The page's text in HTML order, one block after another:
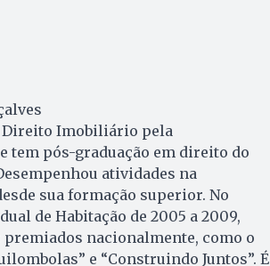
Direito Imobiliário pela
tem pós-graduação em direito do
atividades na
sua formação superior. No
de Habitação de 2005 a 2009,
nacionalmente, como o
e “Construindo Juntos”. É